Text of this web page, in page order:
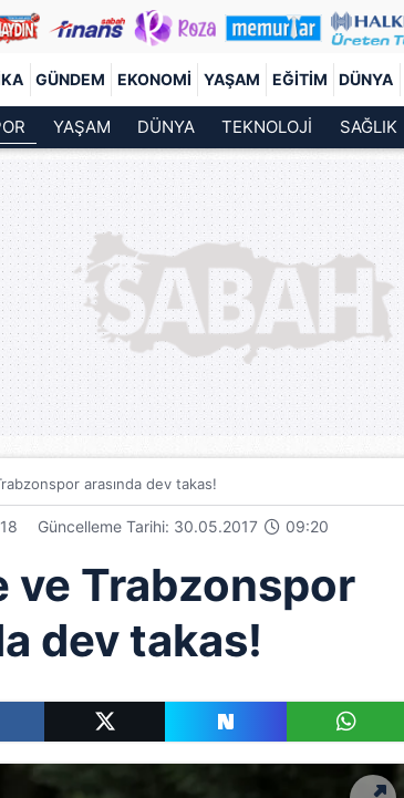
GÜNDEM EKONOMI YAŞAM EĞITIM DÜNYA
YAŞAM DÜNYA TEKNOLOJİ SAĞLIK
arasında dev takas!
Güncelleme Tarihi: 30.05.2017 09:20
ve Trabzonspor
dev takas!